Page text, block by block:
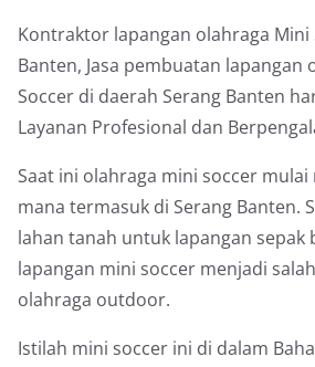
Kontraktor lapangan olahraga Mini
Banten, Jasa pembuatan lapangan
Soccer di daerah Serang Banten
Layanan Profesional dan
Saat ini olahraga mini soccer
mana termasuk di Serang Banten.
lahan tanah untuk lapangan sepak
lapangan mini soccer menjadi
olahraga outdoor.
Istilah mini soccer ini di dalam